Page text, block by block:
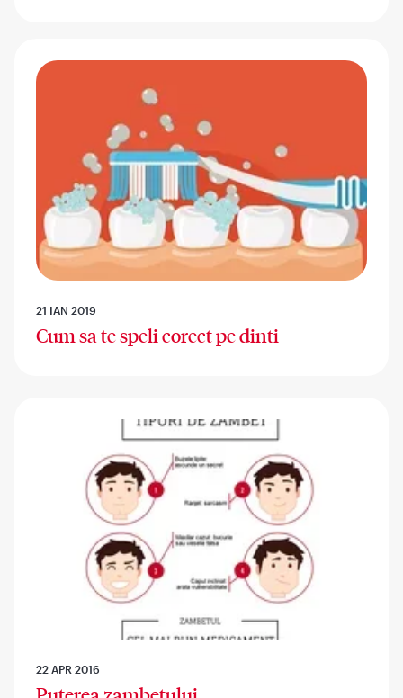
21 IAN 2019
Cum sa te speli corect pe dinti
22 APR 2016